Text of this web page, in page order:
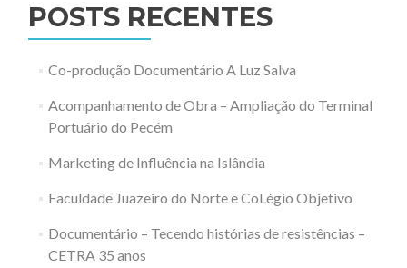
POSTS RECENTES
Co-produção Documentário A Luz Salva
Acompanhamento de Obra – Ampliação do Terminal
Portuário do Pecém
Marketing de Influência na Islândia
Faculdade Juazeiro do Norte e CoLégio Objetivo
Documentário – Tecendo histórias de resistências –
CETRA 35 anos